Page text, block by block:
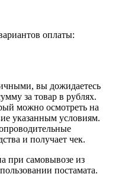
оплаты:
вы дожидаетесь
за товар в рублях.
можно осмотреть на
указанным условиям.
и получает чек.
при самовывозе из
постамата.